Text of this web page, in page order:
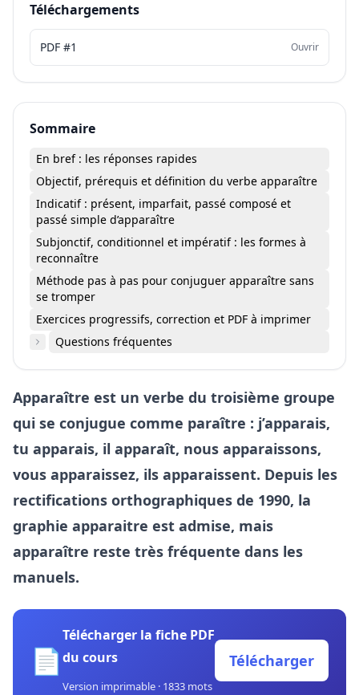
Téléchargements
PDF #1 Ouvrir
Sommaire
En bref : les réponses rapides
Objectif, prérequis et définition du verbe apparaître
Indicatif : présent, imparfait, passé composé et
passé simple d’apparaître
Subjonctif, conditionnel et impératif : les formes à
reconnaître
Méthode pas à pas pour conjuguer apparaître sans
se tromper
Exercices progressifs, correction et PDF à imprimer
Questions fréquentes
Apparaître est un verbe du troisième groupe
qui se conjugue comme paraître : j’apparais,
tu apparais, il apparaît, nous apparaissons,
vous apparaissez, ils apparaissent. Depuis les
rectifications orthographiques de 1990, la
graphie apparaitre est admise, mais
apparaître reste très fréquente dans les
manuels.
📄
Télécharger la fiche PDF
du cours
Version imprimable · 1833 mots
Télécharger